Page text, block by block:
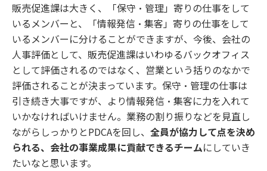
販売促進課は大きく、「保守・管理」寄りの仕事をして
いるメンバーと、「情報発信・集客」寄りの仕事をして
いるメンバーに分けることができますが、今後、会社の
人事評価として、販売促進課はいわゆるバックオフィス
として評価されるのではなく、営業という括りのなかで
評価されることが決まっています。保守・管理の仕事は
引き続き大事ですが、より情報発信・集客に力を入れて
いかなければいけません。業務の割り振りなどを見直し
ながらしっかりとPDCAを回し、 全員が協力して点を決め
られる、会社の事業成果に貢献できるチームにしていき
たいなと思います。